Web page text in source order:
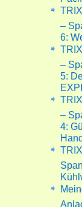
–
6:
–
5:
–
4: